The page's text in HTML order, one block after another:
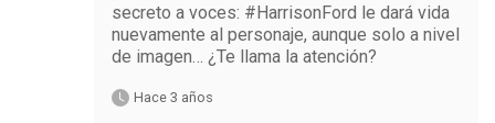
secreto a voces: #HarrisonFord le dará vida
nuevamente al personaje, aunque solo a nivel
de imagen… ¿Te llama la atención?
Hace 3 años